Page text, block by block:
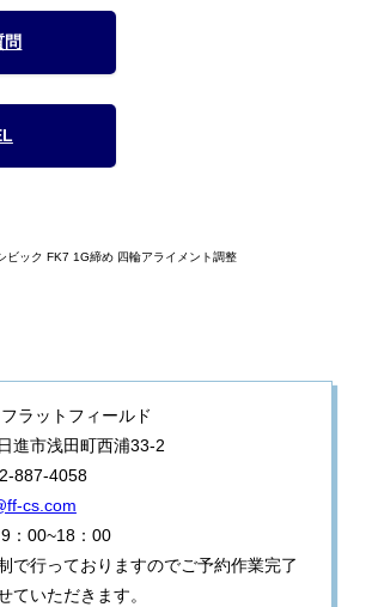
問
ビック FK7 1G締め 四輪アライメント調整
ラットフィールド
進市浅田町西浦33-2
887-4058
cs.com
：00~18：00
で行っておりますのでご予約作業完了
ていただきます。